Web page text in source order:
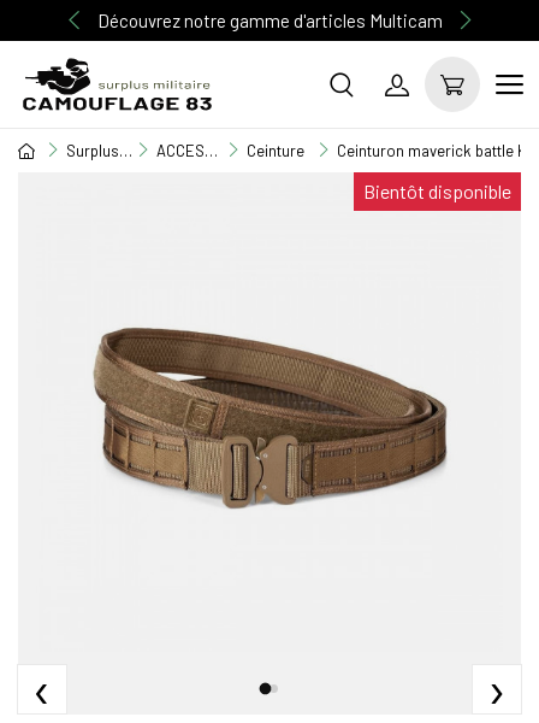
Découvrez notre gamme d'articles Multicam
Surplus Militaire ACCESSOIRE MILITAIRE Ceinture Ceinturon maverick battle
‹ ›
Bientôt disponible